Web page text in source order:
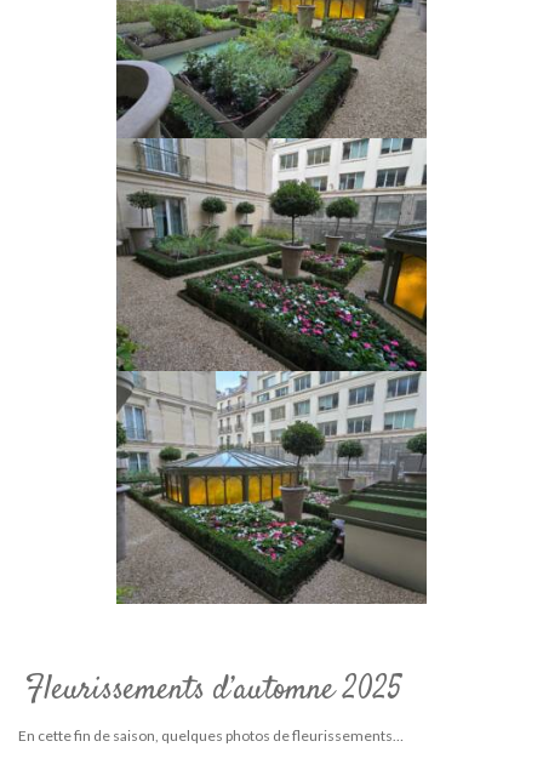
Fleurissements d’automne 2025
En cette fin de saison, quelques photos de fleurissements…